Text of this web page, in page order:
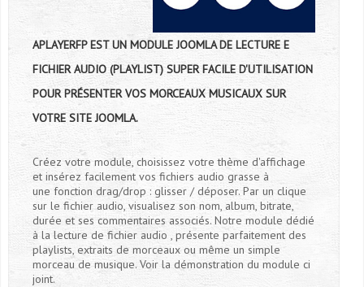
APLAYERFP EST UN MODULE JOOMLA DE LECTURE E
FICHIER AUDIO (PLAYLIST) SUPER FACILE D'UTILISATION
POUR PRÉSENTER VOS MORCEAUX MUSICAUX SUR
VOTRE SITE JOOMLA.
Créez votre module, choisissez votre thème d'affichage
et insérez facilement vos fichiers audio grasse à
une fonction drag/drop : glisser / déposer. Par un clique
sur le fichier audio, visualisez son nom, album, bitrate,
durée et ses commentaires associés. Notre module dédié
à la lecture de fichier audio , présente parfaitement des
playlists, extraits de morceaux ou même un simple
morceau de musique. Voir la démonstration du module ci
joint.